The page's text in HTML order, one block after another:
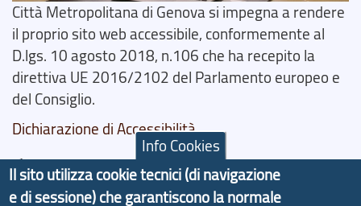
Città Metropolitana di Genova si impegna a rendere
il proprio sito web accessibile, conformemente al
D.lgs. 10 agosto 2018, n.106 che ha recepito la
direttiva UE 2016/2102 del Parlamento europeo e
del Consiglio.
Dichiarazione di Accessibilità
Il progetto Aree Interne
Info Cookies
Il sito utilizza cookie tecnici (di navigazione
e di sessione) che garantiscono la normale